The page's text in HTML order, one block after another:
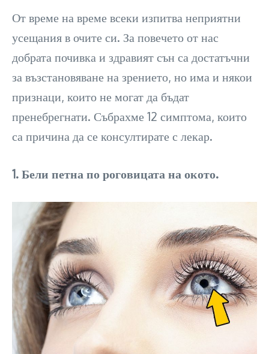
От време на време всеки изпитва неприятни
усещания в очите си. За повечето от нас
добрата почивка и здравият сън са достатъчни
за възстановяване на зрението, но има и някои
признаци, които не могат да бъдат
пренебрегнати. Събрахме 12 симптома, които
са причина да се консултирате с лекар.
1. Бели петна по роговицата на окото.